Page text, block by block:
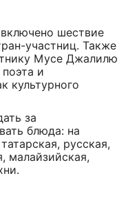
шествие
участниц. Также
Мусе Джалилю
и
культурного
за
блюда: на
русская,
малайзийская,